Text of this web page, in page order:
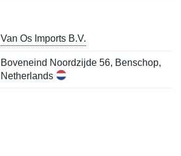
Van Os Imports B.V.
Boveneind Noordzijde 56, Benschop,
Netherlands